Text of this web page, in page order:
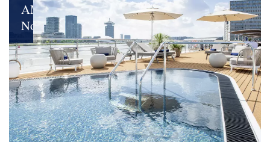
AMADEUS
Nova
Elektrisierende
Aussichten:
Die
nächste
Generation
des